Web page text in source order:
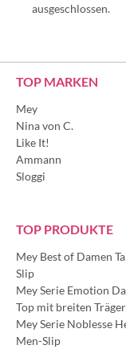
ausgeschlossen.
TOP MARKEN
Mey
Nina von C.
Like It!
Ammann
Sloggi
TOP PRODUKTE
Mey Best of Damen
Slip
Mey Serie Emotion
Top mit breiten
Mey Serie Noblesse
Men-Slip